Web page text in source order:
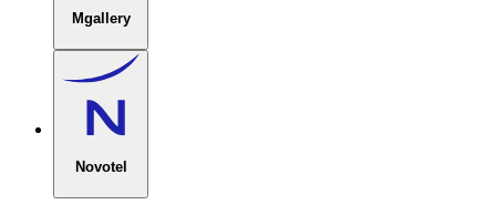
Mgallery
Novotel